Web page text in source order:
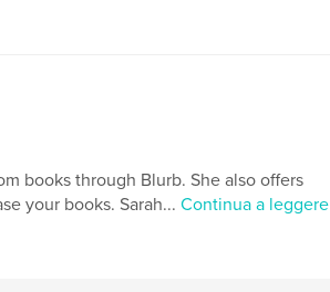
books through Blurb. She also offers
your books. Sarah... Continua a leggere